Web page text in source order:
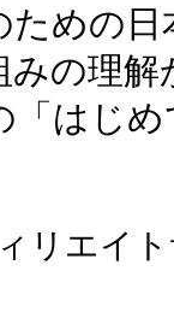
ための
の理
「はじ
リエイ